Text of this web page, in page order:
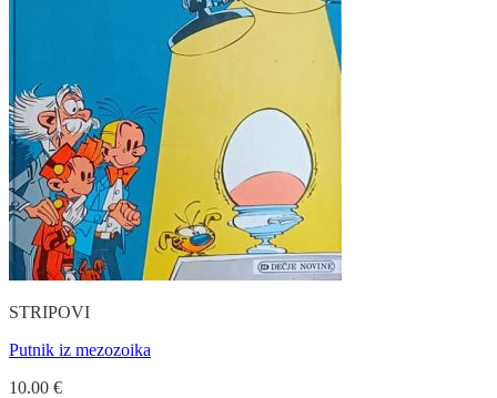
STRIPOVI
Putnik iz mezozoika
10.00 €